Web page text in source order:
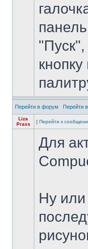
Перейти в форум Перейти
Liza
Prass
[ Перейти к
Для
Ну или